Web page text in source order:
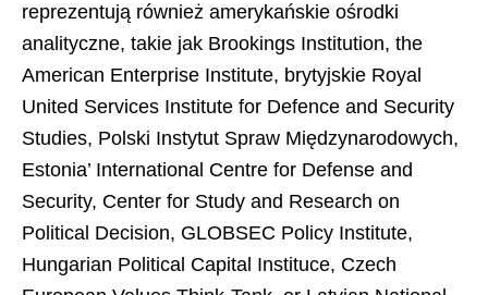
reprezentują również amerykańskie ośrodki
analityczne, takie jak Brookings Institution, the
American Enterprise Institute, brytyjskie Royal
United Services Institute for Defence and Security
Studies, Polski Instytut Spraw Międzynarodowych,
Estonia’ International Centre for Defense and
Security, Center for Study and Research on
Political Decision, GLOBSEC Policy Institute,
Hungarian Political Capital Instituce, Czech